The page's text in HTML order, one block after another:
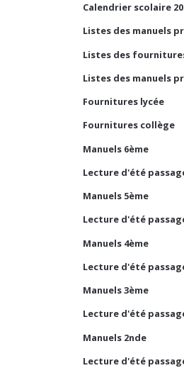
Calendrier scolaire
Listes des manuels
Listes des
Listes des manuels
Fournitures lycée
Fournitures collège
Manuels 6ème
Lecture d'été
Manuels 5ème
Lecture d'été
Manuels 4ème
Lecture d'été
Manuels 3ème
Lecture d'été
Manuels 2nde
Lecture d'été